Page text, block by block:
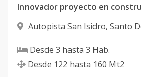
Autopista San Isidro, Santo
Desde 3 hasta 3 Hab.
Desde 122 hasta 160 Mt2